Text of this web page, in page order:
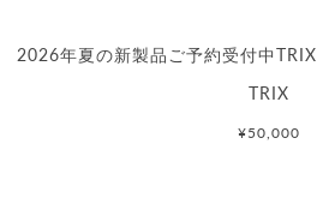
2026年夏の新製品ご予約受付中
TRIX
¥50,000